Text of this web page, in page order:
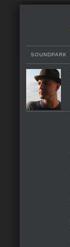
SOUNDPARK